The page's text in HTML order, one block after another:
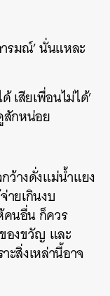
รมณ์’ นั่นแหละ
เสียเพื่อนไม่ได้’
สักหน่อย
ว้างดั่งแม่น้ำแยง
ายเกินงบ
นอื่น ก็ควร
องขวัญ และ
ะสิ่งเหล่านี้อาจ